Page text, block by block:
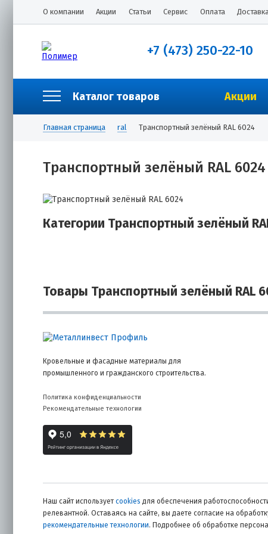
О компании Акции Статьи Сервис Оплата
+7 (473) 250-22-10
Каталог товаров Акции
Главная страница ral Транспортный зелёный RAL 6024
Транспортный зелёный RAL 6024
Категории Транспортный зелёный
Товары Транспортный зелёный RAL
Кровельные и фасадные материалы для
промышленного и гражданского строительства.
Политика конфиденциальности
Рекомендательные технологии
Наш сайт использует cookies для обеспечения
релевантной. Оставаясь на сайте, вы даете согласие на
рекомендательные технологии. Подробнее об обработке